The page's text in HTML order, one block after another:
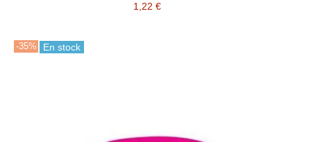
1,22 €
-35% En stock